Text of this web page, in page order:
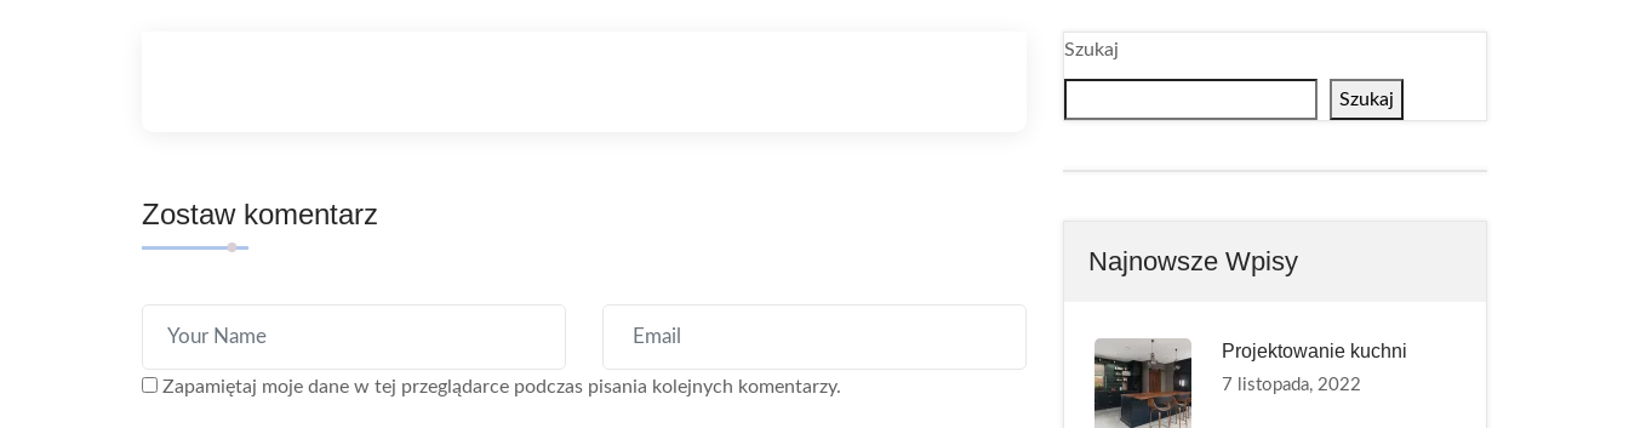
Zostaw komentarz
Zapamiętaj moje dane w tej przeglądarce podczas pisania kolejnych komentarzy.
Szukaj
Szukaj
Najnowsze Wpisy
Projektowanie kuchni
7 listopada, 2022